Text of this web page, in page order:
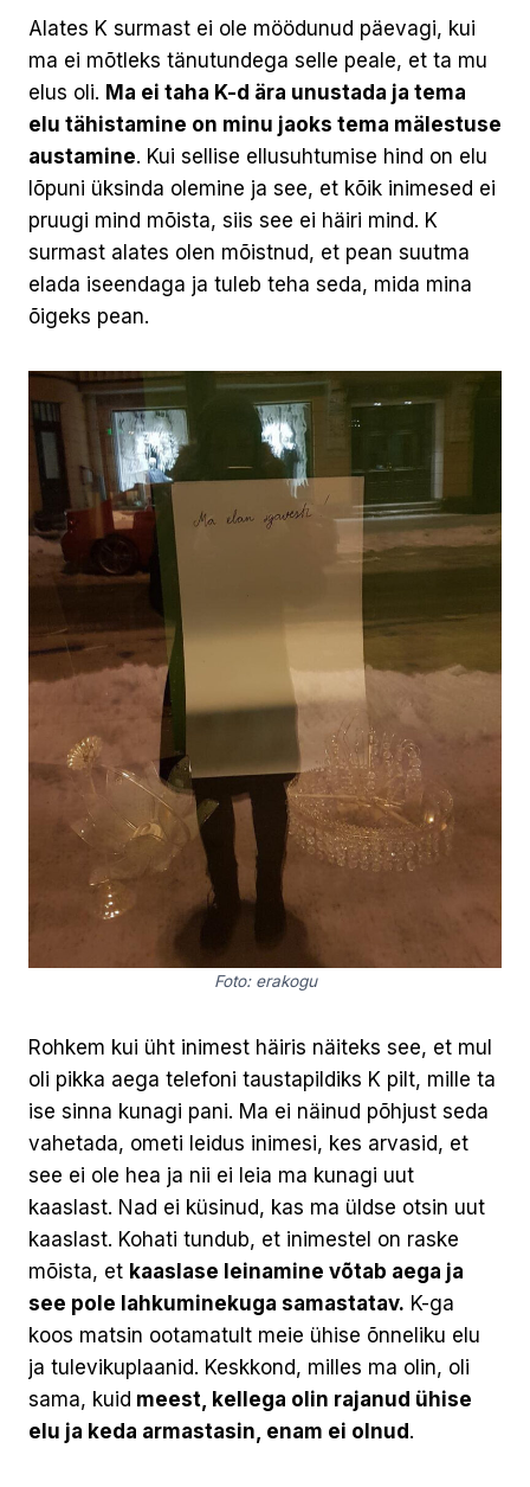
Alates K surmast ei ole möödunud päevagi, kui
ma ei mõtleks tänutundega selle peale, et ta mu
elus oli. Ma ei taha K-d ära unustada ja tema
elu tähistamine on minu jaoks tema mälestuse
austamine. Kui sellise ellusuhtumise hind on elu
lõpuni üksinda olemine ja see, et kõik inimesed ei
pruugi mind mõista, siis see ei häiri mind. K
surmast alates olen mõistnud, et pean suutma
elada iseendaga ja tuleb teha seda, mida mina
õigeks pean.
Foto: erakogu
Rohkem kui üht inimest häiris näiteks see, et mul
oli pikka aega telefoni taustapildiks K pilt, mille ta
ise sinna kunagi pani. Ma ei näinud põhjust seda
vahetada, ometi leidus inimesi, kes arvasid, et
see ei ole hea ja nii ei leia ma kunagi uut
kaaslast. Nad ei küsinud, kas ma üldse otsin uut
kaaslast. Kohati tundub, et inimestel on raske
mõista, et kaaslase leinamine võtab aega ja
see pole lahkuminekuga samastatav. K-ga
koos matsin ootamatult meie ühise õnneliku elu
ja tulevikuplaanid. Keskkond, milles ma olin, oli
sama, kuid meest, kellega olin rajanud ühise
elu ja keda armastasin, enam ei olnud.